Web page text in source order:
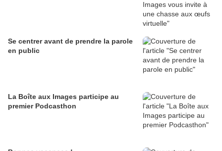
Se centrer avant de prendre la parole
en public
La Boîte aux Images participe au
premier Podcasthon